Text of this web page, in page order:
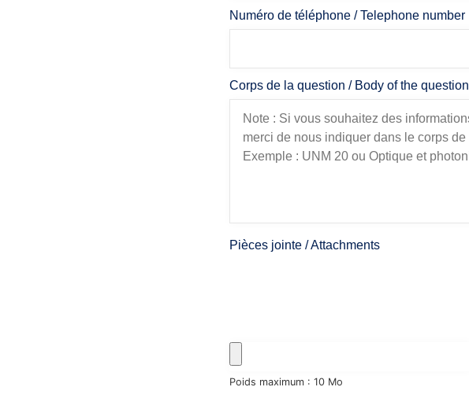
Numéro de téléphone / Telephone number
Corps de la question / Body of the question
Pièces jointe / Attachments
Poids maximum : 10 Mo